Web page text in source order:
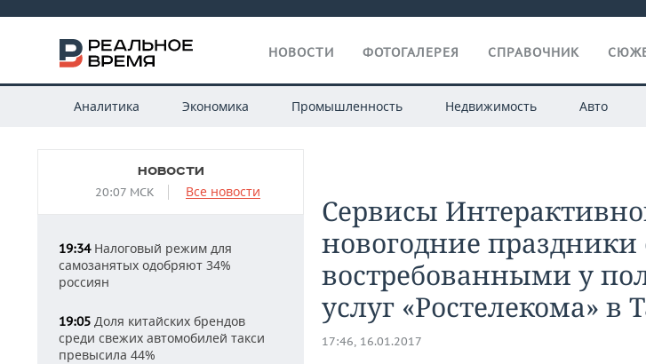
НОВОСТИ ФОТОГАЛЕРЕЯ СПРАВОЧНИК
Аналитика Экономика Промышленность Недвижимость Авто
НОВОСТИ
20:07 МСК Все новости
19:34Налоговый режим для
самозанятых одобряют 34%
россиян
19:05 Доля китайских брендов
среди свежих автомобилей такси
превысила 44%
Сервисы
новогодние
востребованными у
услуг «Ростелекома» в
17:46, 16.01.2017